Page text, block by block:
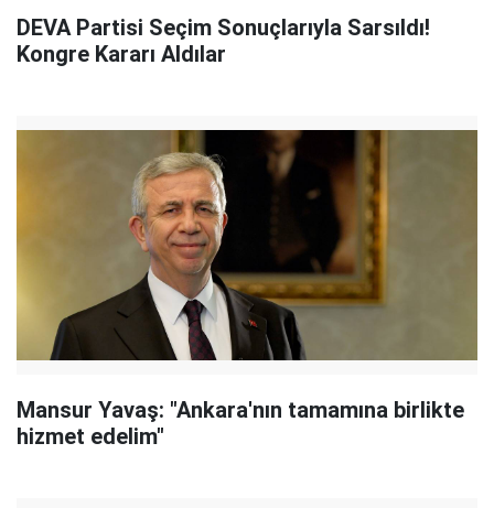
DEVA Partisi Seçim Sonuçlarıyla Sarsıldı!
Kongre Kararı Aldılar
Mansur Yavaş: "Ankara'nın tamamına birlikte
hizmet edelim"